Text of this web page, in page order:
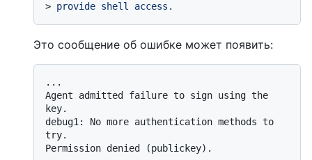
> provide shell access.
Это сообщение об ошибке может появить:
...
Agent admitted failure to sign using the
key.
debug1: No more authentication methods to
try.